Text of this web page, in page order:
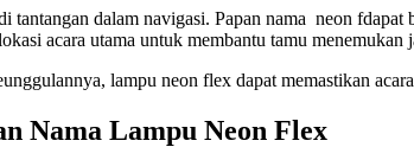
tantangan dalam navigasi. Papan nama neon
acara utama untuk membantu tamu menemukan
lampu neon flex dapat memastikan
Nama Lampu Neon Flex